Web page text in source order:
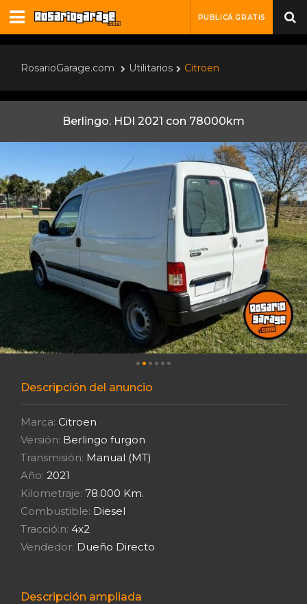
PUBLICÁ GRATIS
RosarioGarage.com Utilitarios Citroen
Berlingo. HDI 2021 con 78000km
Descripción del anuncio
Marca: Citroen
Versión: Berlingo furgon
Transmisión: Manual (MT)
Año: 2021
Kilometraje: 78.000 Km.
Combustible: Diesel
Tracció:n: 4x2
Vendedor: Dueño Directo
Descripción ampliada